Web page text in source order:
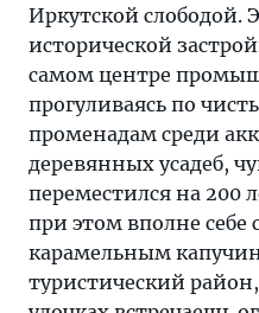
Иркутской слободой.
исторической
самом центре
прогуливаясь по
променадам среди
деревянных усадеб,
переместился на 200
при этом вполне
карамельным
туристический